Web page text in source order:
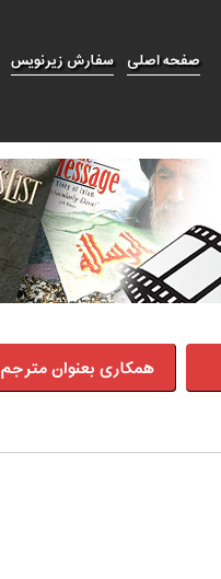
سفارش زیرنویس صفحه اصلی
همکاری بعنوان مترجم